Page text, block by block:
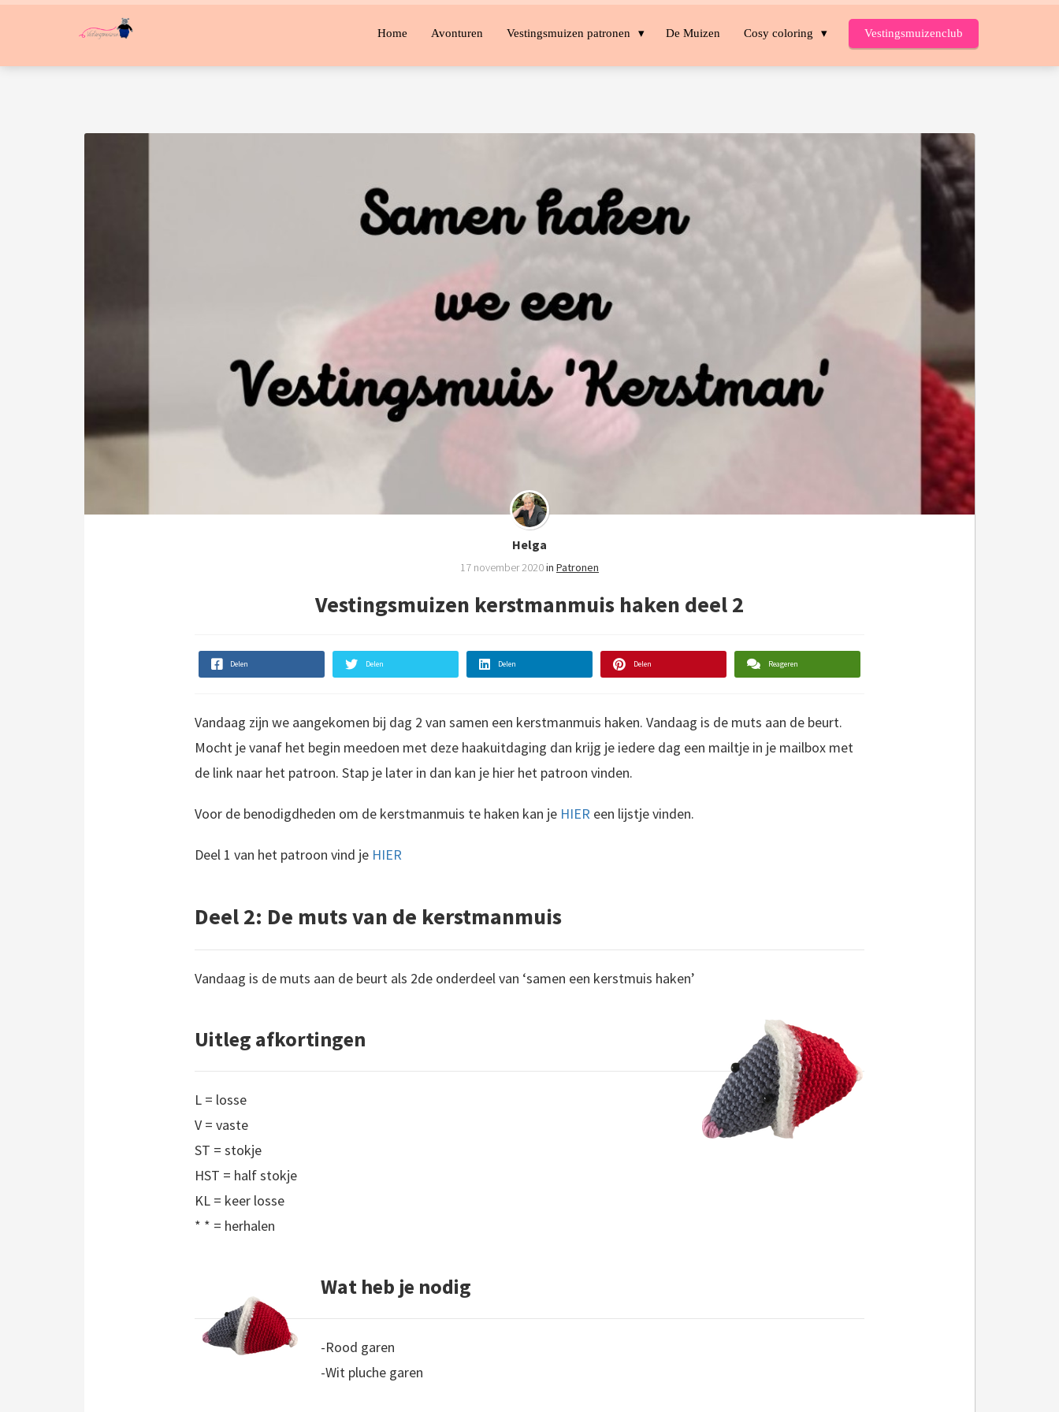
Home Avonturen Vestingsmuizen patronen De Muizen Cosy coloring Vestingsmuizenclub
Helga
17 november 2020in Patronen
Vestingsmuizen kerstmanmuis haken deel 2
Delen Delen Delen Delen Reageren
Vandaag zijn we aangekomen bij dag 2 van samen een kerstmanmuis haken. Vandaag is de muts aan de beurt.
Mocht je vanaf het begin meedoen met deze haakuitdaging dan krijg je iedere dag een mailtje in je mailbox met
de link naar het patroon. Stap je later in dan kan je hier het patroon vinden.
Voor de benodigdheden om de kerstmanmuis te haken kan je HIER een lijstje vinden.
Deel 1 van het patroon vind je HIER
Deel 2: De muts van de kerstmanmuis
Vandaag is de muts aan de beurt als 2de onderdeel van ‘samen een kerstmuis haken’
Uitleg afkortingen
L = losse
V = vaste
ST = stokje
HST = half stokje
KL = keer losse
* * = herhalen
Wat heb je nodig
-Rood garen
-Wit pluche garen